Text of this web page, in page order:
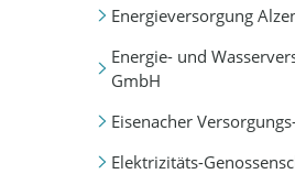
Energieversorgung
Energie- und
GmbH
Eisenacher
Elektrizitäts-